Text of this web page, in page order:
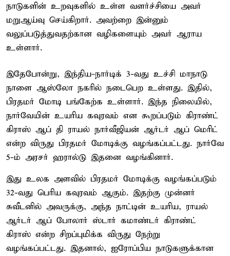
நாடுகளின் உறவுகளில் உள்ள வளர்ச்சியை அவர்
மறுஆய்வு செய்கிறார். அவற்றை இன்னும்
வலுப்படுத்துவதற்கான வழிகளையும் அவர் ஆராய
உள்ளார்.
இதேபோன்று, இந்திய-நார்டிக் 3-வது உச்சி மாநாடு
நாளை ஆஸ்லோ நகரில் நடைபெற உள்ளது. இதில்,
பிரதமர் மோடி பங்கேற்க உள்ளார். இந்த நிலையில்,
நார்வேயின் உயரிய கவுரவம் என கூறப்படும் கிராண்ட்
கிராஸ் ஆப் தி ராயல் நார்வீஜியன் ஆர்டர் ஆப் மெரிட்
என்ற விருது பிரதமர் மோடிக்கு வழங்கப்பட்டது. நார்வே
5-ம் அரசர் ஹரால்டு இதனை வழங்கினார்.
இது உலக அளவில் பிரதமர் மோடிக்கு வழங்கப்படும்
32-வது பெரிய கவுரவம் ஆகும். இதற்கு முன்னர்
சுவீடனில் அவருக்கு, அந்த நாட்டின் உயரிய, ராயல்
ஆர்டர் ஆப் போலார் ஸ்டார் கமாண்டர் கிராண்ட்
கிராஸ் என்ற சிறப்புமிக்க விருது நேற்று
வழங்கப்பட்டது. இதனால், ஐரோப்பிய நாடுகளுக்கான